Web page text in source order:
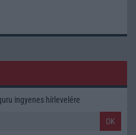
ingyenes hírlevelére
OK